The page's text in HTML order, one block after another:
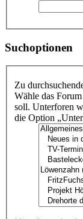
Suchoptionen
Zu
Wähle das
soll. Unterforen
die Option